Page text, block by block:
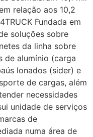
relação aos 10,2
Fundada em
soluções sobre
da linha sobre
de alumínio (carga
lonados (sider) e
de cargas, além
necessidades
unidade de serviços
de
numa área de